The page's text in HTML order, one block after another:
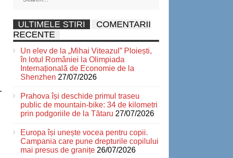
ULTIMELE STIRI
COMENTARII
RECENTE
Un elev de la „Mihai Viteazul” Ploiești,
în lotul României la Olimpiada
Internațională de Economie de la
Shenzhen 27/07/2026
Prahova își deschide primul traseu
public de mountain-bike: 34 de kilometri
prin podgoriile de la Tătaru 27/07/2026
Europa își unește vocea pentru copii.
Campania care pune drepturile copilului
mai presus de granițe 26/07/2026